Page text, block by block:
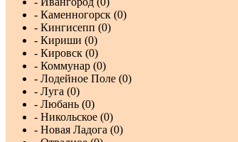
- Каменногорск (0)
- Кингисепп (0)
- Кириши (0)
- Кировск (0)
- Коммунар (0)
- Лодейное Поле (0)
- Луга (0)
- Любань (0)
- Никольское (0)
- Новая Ладога (0)